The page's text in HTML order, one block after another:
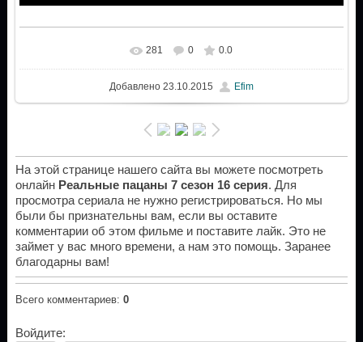
281 0 0.0
Добавлено23.10.2015 Efim
На этой странице нашего сайта вы можете посмотреть
онлайн Реальные пацаны 7 сезон 16 серия. Для
просмотра сериала не нужно регистрироваться. Но мы
были бы признательны вам, если вы оставите
комментарии об этом фильме и поставите лайк. Это не
займет у вас много времени, а нам это помощь. Заранее
благодарны вам!
Всего комментариев: 0
Войдите: